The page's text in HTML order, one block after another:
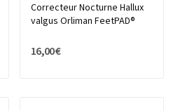
Correcteur Nocturne Hallux
valgus Orliman FeetPAD®
16,00 €